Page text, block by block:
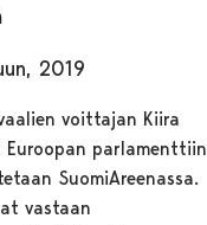
2019
voittajan Kiira
Euroopan parlamenttiin
SuomiAreenassa.
vastaan